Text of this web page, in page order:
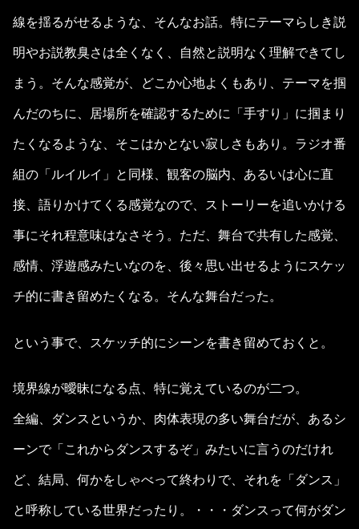
線を揺るがせるような、そんなお話。特にテーマらしき説
明やお説教臭さは全くなく、自然と説明なく理解できてし
まう。そんな感覚が、どこか心地よくもあり、テーマを掴
んだのちに、居場所を確認するために「手すり」に掴まり
たくなるような、そこはかとない寂しさもあり。ラジオ番
組の「ルイルイ」と同様、観客の脳内、あるいは心に直
接、語りかけてくる感覚なので、ストーリーを追いかける
事にそれ程意味はなさそう。ただ、舞台で共有した感覚、
感情、浮遊感みたいなのを、後々思い出せるようにスケッ
チ的に書き留めたくなる。そんな舞台だった。
という事で、スケッチ的にシーンを書き留めておくと。
境界線が曖昧になる点、特に覚えているのが二つ。
全編、ダンスというか、肉体表現の多い舞台だが、あるシ
ーンで「これからダンスするぞ」みたいに言うのだけれ
ど、結局、何かをしゃべって終わりで、それを「ダンス」
と呼称している世界だったり。・・・ダンスって何がダン